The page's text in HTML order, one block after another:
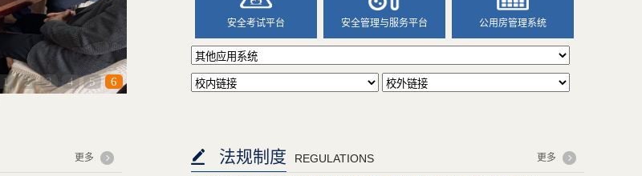
1 2 3 4 5 6
安全考试平台 安全管理与服务平台 公用房管理系统
更多 法规制度 REGULATIONS 更多